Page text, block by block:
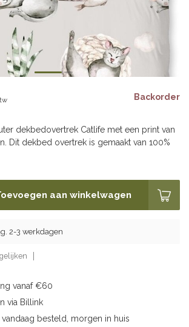
Backorder
dekbedovertrek Catlife met een print van
Dit dekbed overtrek is gemaakt van 100%
aan winkelwagen
2-3 werkdagen
vanaf €60
via Billink
besteld, morgen in huis